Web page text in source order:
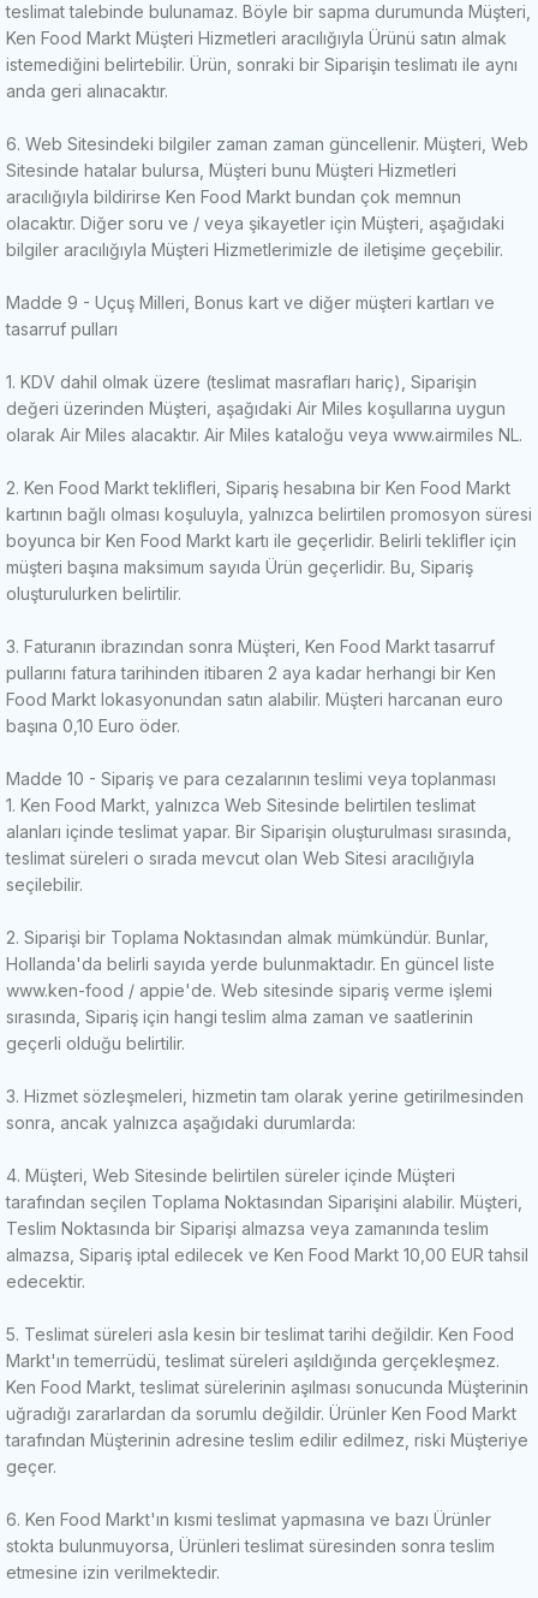
teslimat talebinde bulunamaz. Böyle bir sapma durumunda Müşteri,
Ken Food Markt Müşteri Hizmetleri aracılığıyla Ürünü satın almak
istemediğini belirtebilir. Ürün, sonraki bir Siparişin teslimatı ile aynı
anda geri alınacaktır.
6. Web Sitesindeki bilgiler zaman zaman güncellenir. Müşteri, Web
Sitesinde hatalar bulursa, Müşteri bunu Müşteri Hizmetleri
aracılığıyla bildirirse Ken Food Markt bundan çok memnun
olacaktır. Diğer soru ve / veya şikayetler için Müşteri, aşağıdaki
bilgiler aracılığıyla Müşteri Hizmetlerimizle de iletişime geçebilir.
Madde 9 - Uçuş Milleri, Bonus kart ve diğer müşteri kartları ve
tasarruf pulları
1. KDV dahil olmak üzere (teslimat masrafları hariç), Siparişin
değeri üzerinden Müşteri, aşağıdaki Air Miles koşullarına uygun
olarak Air Miles alacaktır. Air Miles kataloğu veya www.airmiles NL.
2. Ken Food Markt teklifleri, Sipariş hesabına bir Ken Food Markt
kartının bağlı olması koşuluyla, yalnızca belirtilen promosyon süresi
boyunca bir Ken Food Markt kartı ile geçerlidir. Belirli teklifler için
müşteri başına maksimum sayıda Ürün geçerlidir. Bu, Sipariş
oluşturulurken belirtilir.
3. Faturanın ibrazından sonra Müşteri, Ken Food Markt tasarruf
pullarını fatura tarihinden itibaren 2 aya kadar herhangi bir Ken
Food Markt lokasyonundan satın alabilir. Müşteri harcanan euro
başına 0,10 Euro öder.
Madde 10 - Sipariş ve para cezalarının teslimi veya toplanması
1. Ken Food Markt, yalnızca Web Sitesinde belirtilen teslimat
alanları içinde teslimat yapar. Bir Siparişin oluşturulması sırasında,
teslimat süreleri o sırada mevcut olan Web Sitesi aracılığıyla
seçilebilir.
2. Siparişi bir Toplama Noktasından almak mümkündür. Bunlar,
Hollanda'da belirli sayıda yerde bulunmaktadır. En güncel liste
www.ken-food / appie'de. Web sitesinde sipariş verme işlemi
sırasında, Sipariş için hangi teslim alma zaman ve saatlerinin
geçerli olduğu belirtilir.
3. Hizmet sözleşmeleri, hizmetin tam olarak yerine getirilmesinden
sonra, ancak yalnızca aşağıdaki durumlarda:
4. Müşteri, Web Sitesinde belirtilen süreler içinde Müşteri
tarafından seçilen Toplama Noktasından Siparişini alabilir. Müşteri,
Teslim Noktasında bir Siparişi almazsa veya zamanında teslim
almazsa, Sipariş iptal edilecek ve Ken Food Markt 10,00 EUR tahsil
edecektir.
5. Teslimat süreleri asla kesin bir teslimat tarihi değildir. Ken Food
Markt'ın temerrüdü, teslimat süreleri aşıldığında gerçekleşmez.
Ken Food Markt, teslimat sürelerinin aşılması sonucunda Müşterinin
uğradığı zararlardan da sorumlu değildir. Ürünler Ken Food Markt
tarafından Müşterinin adresine teslim edilir edilmez, riski Müşteriye
geçer.
6. Ken Food Markt'ın kısmi teslimat yapmasına ve bazı Ürünler
stokta bulunmuyorsa, Ürünleri teslimat süresinden sonra teslim
etmesine izin verilmektedir.